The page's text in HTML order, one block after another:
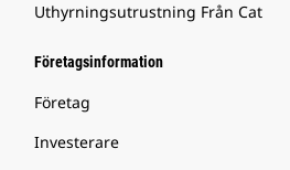
Uthyrningsutrustning Från Cat
Företagsinformation
Företag
Investerare